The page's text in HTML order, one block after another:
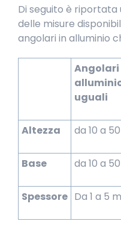
Di seguito è
delle misure
angolari in alluminio
Angolari
uguali
Altezza da 10 a
Base da 10 a
Spessore Da 1 a 5